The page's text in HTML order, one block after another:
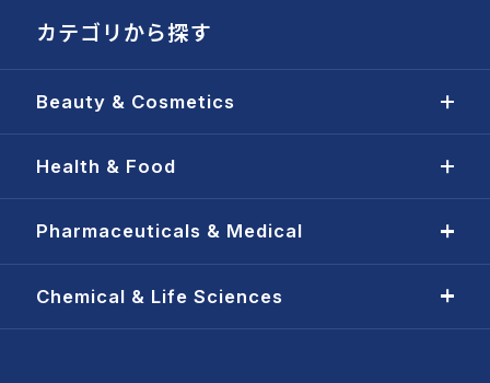
カテゴリから探す
Beauty & Cosmetics
Health & Food
Pharmaceuticals & Medical
Chemical & Life Sciences